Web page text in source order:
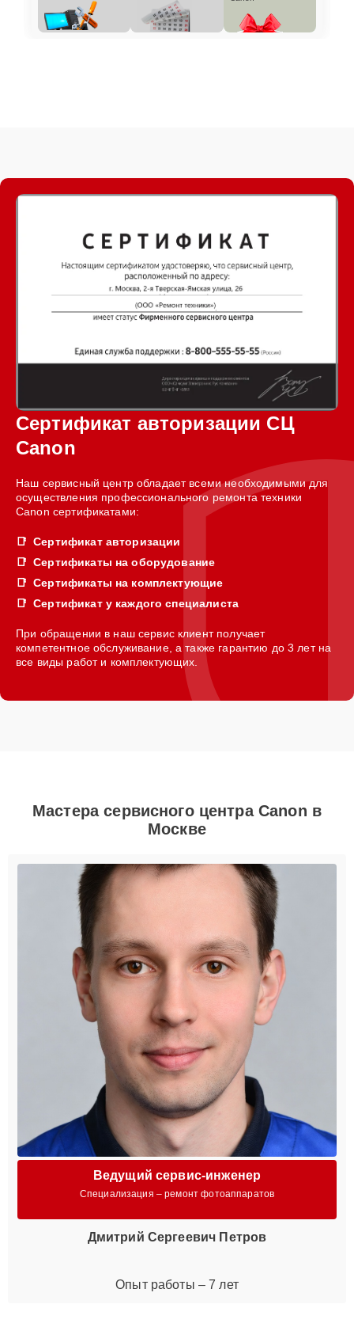
Сертификат авторизации СЦ
Canon
Наш сервисный центр обладает всеми необходимыми для
осуществления профессионального ремонта техники
Canon сертификатами:
Сертификат авторизации
Сертификаты на оборудование
Сертификаты на комплектующие
Сертификат у каждого специалиста
При обращении в наш сервис клиент получает
компетентное обслуживание, а также гарантию до 3 лет на
все виды работ и комплектующих.
Мастера сервисного центра Canon в
Москве
Ведущий сервис-инженер
Специализация – ремонт фотоаппаратов
Дмитрий Сергеевич Петров
Опыт работы – 7 лет